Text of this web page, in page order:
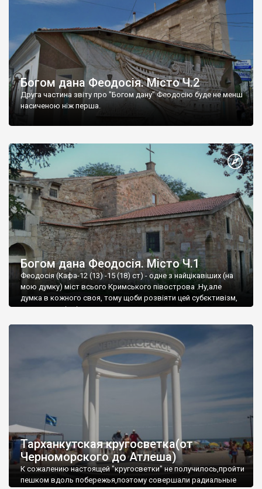
Богом дана Феодосія. Місто Ч.2
Друга частина звіту про "Богом дану" Феодосію буде не менш
насиченою ніж перша.
Богом дана Феодосія. Місто Ч.1
Феодосія (Кафа-12 (13) -15 (18) ст) - одне з найцікавіших (на
мою думку) міст всього Кримського півострова .Ну,але
думка в кожного своя, тому щоби розвіяти цей субєктивізм,
запрошую відвідати це
Тарханкутская кругосветка(от
Черноморского до Атлеша)
К сожалению настоящей "кругосветки" не получилось,пройти
пешком вдоль побережья,поэтому совершали радиальные